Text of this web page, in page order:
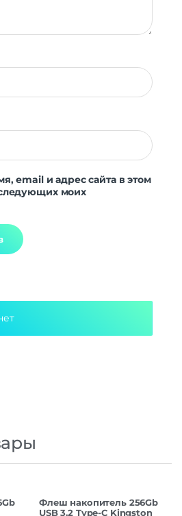
email и адрес сайта в этом
моих
Флеш накопитель 256Gb
USB 3.2 Type-C Kingston